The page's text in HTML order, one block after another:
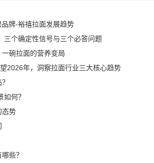
牌-裕禧拉面发展趋势
三个确定性信号与三个必答问题
碗拉面的营养变局
2026年，洞察拉面行业三大核心趋势
何？
态势
些？